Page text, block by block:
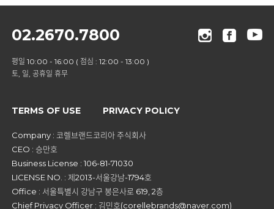
02.2670.7800
평일 10:00 - 16:00 ( 점심 : 12:00 - 13:00 )
토, 일, 공휴일 휴무
TERMS OF USE PRIVACY POLICY
Company : 코렐브랜드코리아 주식회사
CEO : 승만호
Business License : 106-81-71030
LICENSE NO. : 제2013-서울강남-1794호
Office : 서울특별시 강남구 봉은사로 619, 2층
Chief Privacy Officer : 김민호(corellebrands@naver.com)